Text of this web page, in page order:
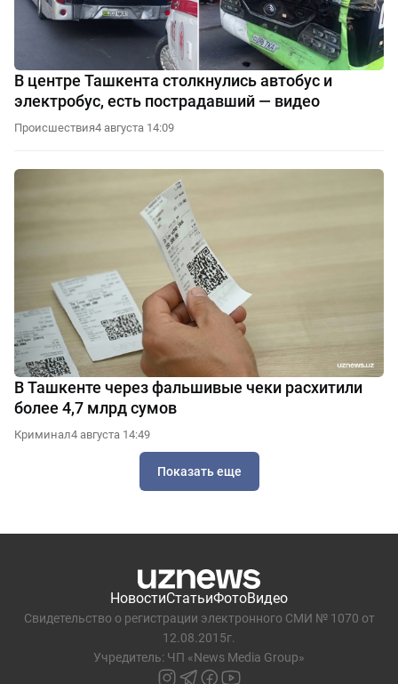
В центре Ташкента столкнулись автобус и
электробус, есть пострадавший — видео
Происшествия4 августа 14:09
В Ташкенте через фальшивые чеки расхитили
более 4,7 млрд сумов
Криминал4 августа 14:49
Показать еще
НовостиСтатьиФотоВидео
Свидетельство о регистрации электронного СМИ № 1070 от
12.08.2015г.
Учредитель: ЧП «News Media Group»